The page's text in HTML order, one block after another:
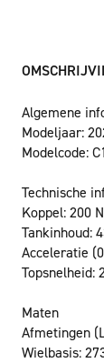
Algemene
Modeljaar:
Modelcode:
Technische
Koppel:200
Tankinhoud:
Acceleratie
Topsnelheid:
Maten
Afmetingen
Wielbasis: